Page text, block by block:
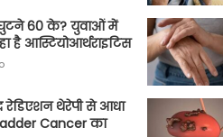
घुटने 60 के? युवाओं में
है आस्टियोआर्थराइटिस
रेडिएशन थेरेपी से आधा
Cancer का